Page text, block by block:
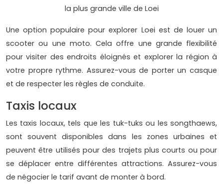
la plus grande ville de Loei
Une option populaire pour explorer Loei est de louer un
scooter ou une moto. Cela offre une grande flexibilité
pour visiter des endroits éloignés et explorer la région à
votre propre rythme. Assurez-vous de porter un casque
et de respecter les règles de conduite.
Taxis locaux
Les taxis locaux, tels que les tuk-tuks ou les songthaews,
sont souvent disponibles dans les zones urbaines et
peuvent être utilisés pour des trajets plus courts ou pour
se déplacer entre différentes attractions. Assurez-vous
de négocier le tarif avant de monter à bord.